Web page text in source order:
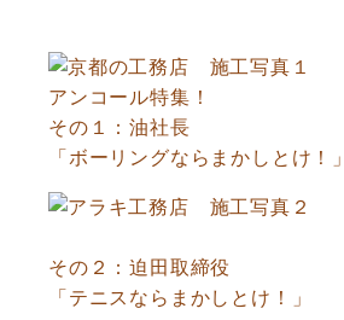
アンコール特集！
その１：油社長
「ボーリングならまかしとけ！」
その２：迫田取締役
「テニスならまかしとけ！」